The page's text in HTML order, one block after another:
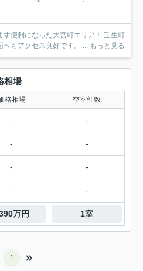
す便利になった大宮町エリア！ 壬生町
もアクセス良好です。 ... もっと見る
相場
格相場 空室件数
- -
- -
- -
- -
万円 1室
1